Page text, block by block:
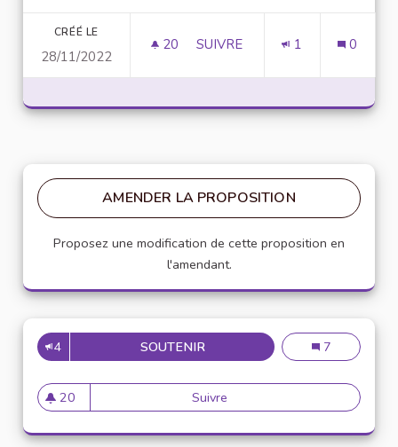
CRÉÉ LE
28/11/2022
20 20 ABONNÉS
SUIVRE 1 0
AMENDER LA PROPOSITION
Proposez une modification de cette proposition en
l'amendant.
4 SOUTENIRADDICTION ET Addiction et
7
20
20 abonnés
Suivre Addiction et consommation